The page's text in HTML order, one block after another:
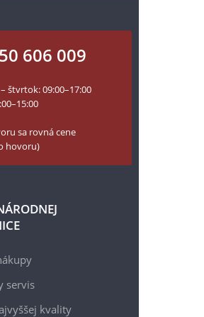
606 009
štvrtok: 09:00–17:00
sa rovná cene
hovoru)
servis
kvality